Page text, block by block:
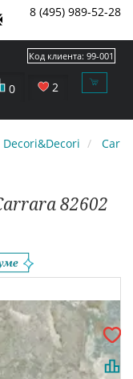
8 (495) 989-52-28
0 2
Код клиента: 99-001
Decori&Decori
82602